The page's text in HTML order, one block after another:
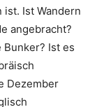
Ist Wandern
angebracht?
Bunker? Ist es
Dezember